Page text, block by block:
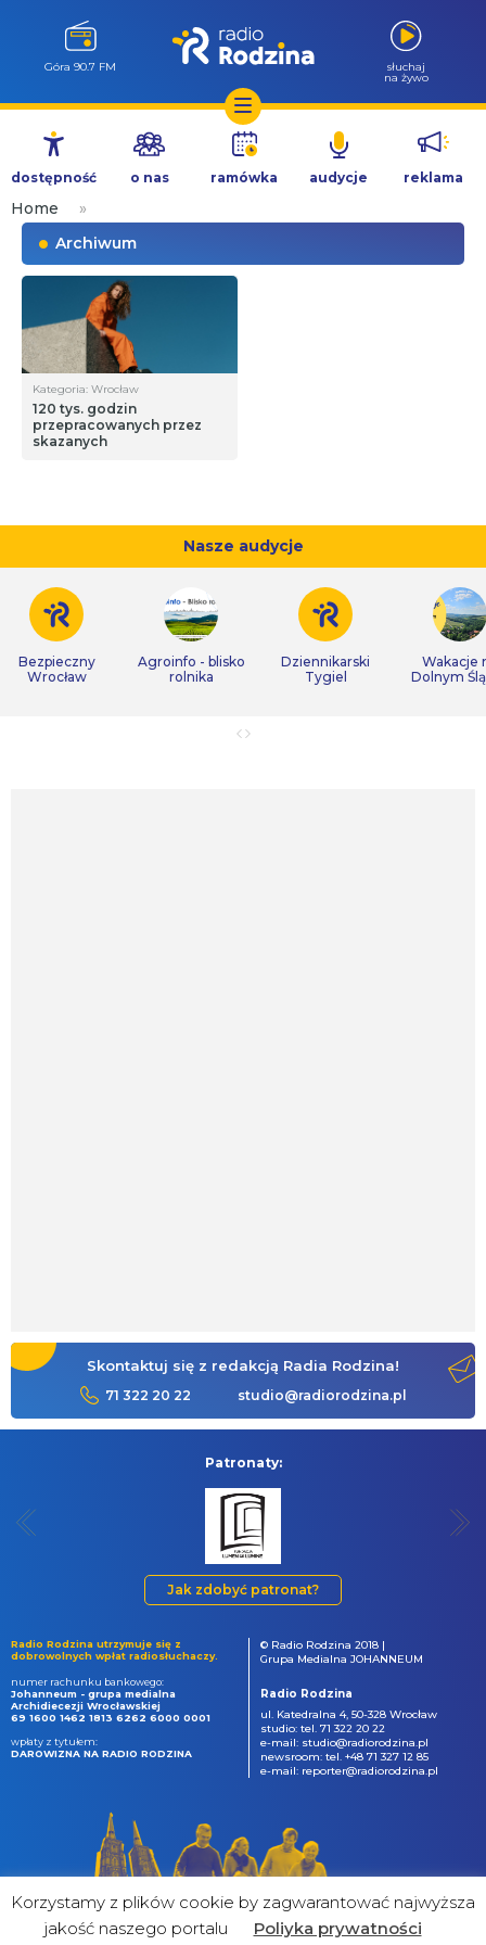
Przejdź
treści
Góra 90.7 FM słuchaj
na żywo
dostępność o nas ramówka audycje reklama
Home
»
Archiwum
Kategoria: Wrocław
120 tys. godzin
przepracowanych przez
skazanych
Nasze audycje
Bezpieczny
Wrocław
Agroinfo - blisko
rolnika
Dziennikarski
Tygiel
Wakacje
Dolnym
Skontaktuj się z redakcją Radia Rodzina!
71 322 20 22 studio@radiorodzina.pl
Patronaty:
Jak zdobyć patronat?
Radio Rodzina utrzymuje się z
dobrowolnych wpłat radiosłuchaczy.
numer rachunku bankowego:
Johanneum - grupa medialna
Archidiecezji Wrocławskiej
69 1600 1462 1813 6262 6000 0001
wpłaty z tytułem:
DAROWIZNA NA RADIO RODZINA
© Radio Rodzina 2018 |
Grupa Medialna JOHANNEUM
Radio Rodzina
ul. Katedralna 4, 50-328 Wrocław
studio: tel. 71 322 20 22
e-mail: studio@radiorodzina.pl
newsroom: tel. +48 71 327 12 85
e-mail: reporter@radiorodzina.pl
Korzystamy z plików cookie by zagwarantować najwyższa
jakość naszego portalu
Poliyka prywatności